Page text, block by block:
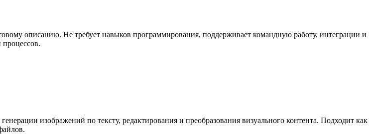
описанию. Не требует навыков программирования, поддерживает командную работу, интеграции и
процессов.
изображений по тексту, редактирования и преобразования визуального контента. Подходит как